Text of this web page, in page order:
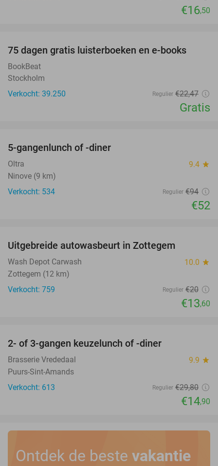
€16,50
75 dagen gratis luisterboeken en e-books
BookBeat
Stockholm
Verkocht: 39.250
Regulier €22,47
Gratis
5-gangenlunch of -diner
Oltra 9.4 star
Ninove (9 km)
Verkocht: 534
Regulier €94
€52
Uitgebreide autowasbeurt in Zottegem
Wash Depot Carwash 10.0 star
Zottegem (12 km)
Verkocht: 759
Regulier €20
€13,60
2- of 3-gangen keuzelunch of -diner
Brasserie Vrededaal 9.9 star
Puurs-Sint-Amands
Verkocht: 613
Regulier €29,80
€14,90
Ontdek de beste vakantie